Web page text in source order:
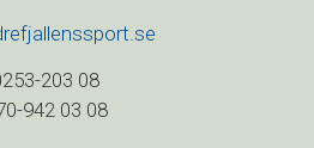
203 08
942 03 08